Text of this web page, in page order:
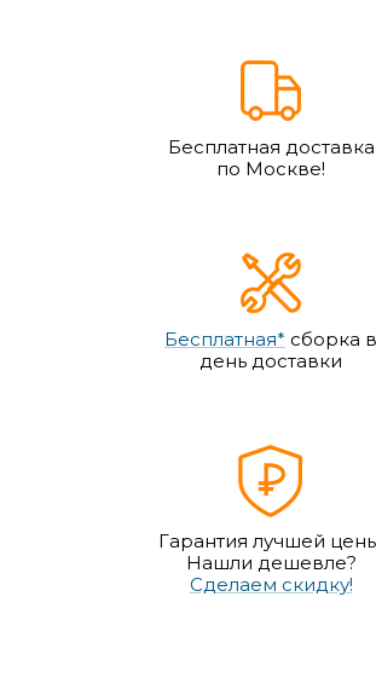
Бесплатная доставка
по Москве!
Бесплатная* сборка в
день доставки
Гарантия лучшей
Нашли дешевле?
Сделаем скидку!